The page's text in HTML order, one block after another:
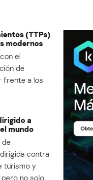
(TTPs)
modernos
el
de
frente a los
a
mundo
de
contra
turismo y
no solo,